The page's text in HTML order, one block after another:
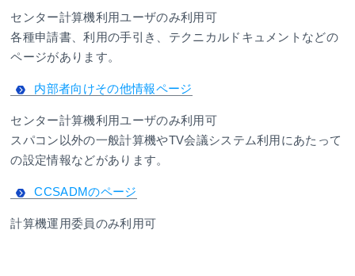
センター計算機利用ユーザのみ利用可
各種申請書、利用の手引き、テクニカルドキュメントなどの
ページがあります。
内部者向けその他情報ページ
センター計算機利用ユーザのみ利用可
スパコン以外の一般計算機やTV会議システム利用にあたって
の設定情報などがあります。
CCSADMのページ
計算機運用委員のみ利用可